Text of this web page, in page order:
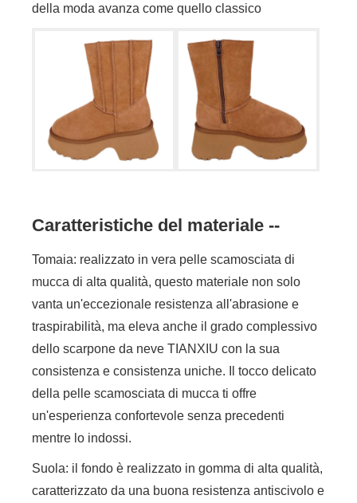
della moda avanza come quello classico
Caratteristiche del materiale --
Tomaia: realizzato in vera pelle scamosciata di
mucca di alta qualità, questo materiale non solo
vanta un'eccezionale resistenza all'abrasione e
traspirabilità, ma eleva anche il grado complessivo
dello scarpone da neve TIANXIU con la sua
consistenza e consistenza uniche. Il tocco delicato
della pelle scamosciata di mucca ti offre
un'esperienza confortevole senza precedenti
mentre lo indossi.
Suola: il fondo è realizzato in gomma di alta qualità,
caratterizzato da una buona resistenza antiscivolo e